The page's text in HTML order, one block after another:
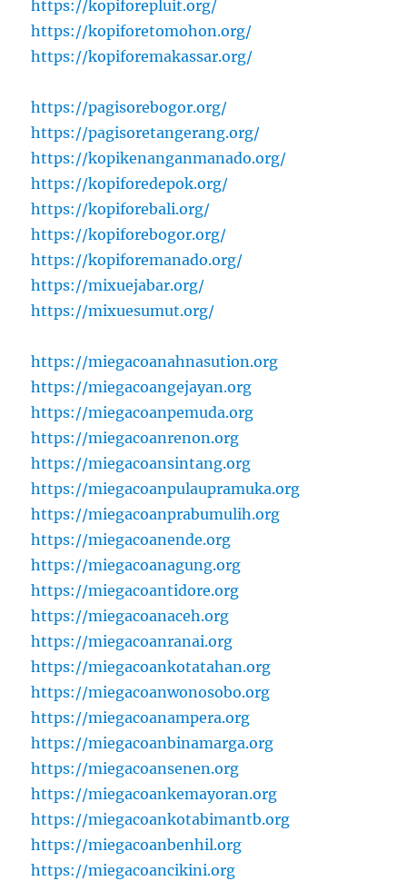
https://kopiforepluit.org/
https://kopiforetomohon.org/
https://kopiforemakassar.org/
https://pagisorebogor.org/
https://pagisoretangerang.org/
https://kopikenanganmanado.org/
https://kopiforedepok.org/
https://kopiforebali.org/
https://kopiforebogor.org/
https://kopiforemanado.org/
https://mixuejabar.org/
https://mixuesumut.org/
https://miegacoanahnasution.org
https://miegacoangejayan.org
https://miegacoanpemuda.org
https://miegacoanrenon.org
https://miegacoansintang.org
https://miegacoanpulaupramuka.org
https://miegacoanprabumulih.org
https://miegacoanende.org
https://miegacoanagung.org
https://miegacoantidore.org
https://miegacoanaceh.org
https://miegacoanranai.org
https://miegacoankotatahan.org
https://miegacoanwonosobo.org
https://miegacoanampera.org
https://miegacoanbinamarga.org
https://miegacoansenen.org
https://miegacoankemayoran.org
https://miegacoankotabimantb.org
https://miegacoanbenhil.org
https://miegacoancikini.org